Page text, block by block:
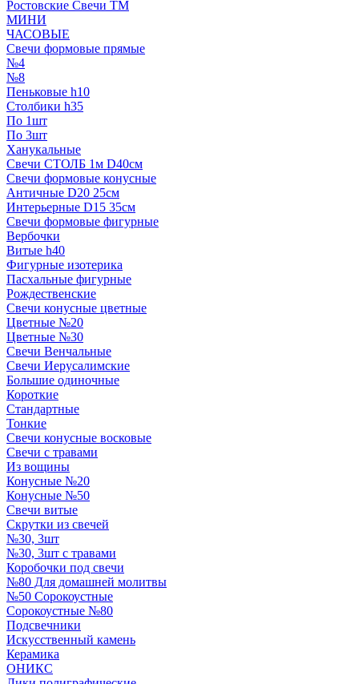
Ростовские Свечи ТМ
МИНИ
ЧАСОВЫЕ
Свечи формовые прямые
№4
№8
Пеньковые h10
Столбики h35
По 1шт
По 3шт
Ханукальные
Свечи СТОЛБ 1м D40см
Свечи формовые конусные
Античные D20 25см
Интерьерные D15 35см
Свечи формовые фигурные
Вербочки
Витые h40
Фигурные изотерика
Пасхальные фигурные
Рождественские
Свечи конусные цветные
Цветные №20
Цветные №30
Свечи Венчальные
Свечи Иерусалимские
Большие одиночные
Короткие
Стандартные
Тонкие
Свечи конусные восковые
Свечи с травами
Из вощины
Конусные №20
Конусные №50
Свечи витые
Скрутки из свечей
№30, 3шт
№30, 3шт с травами
Коробочки под свечи
№80 Для домашней молитвы
№50 Сорокоустные
Сорокоустные №80
Подсвечники
Искусственный камень
Керамика
ОНИКС